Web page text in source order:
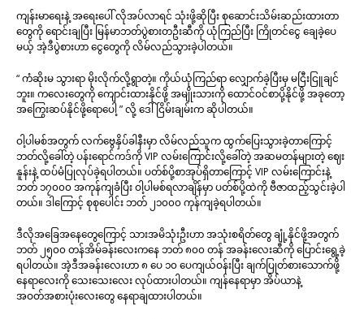
ကျန်းမာရေးနဲ့ အရေးပေါ် လိုအပ်လာရင် သုံးဖို့ဆိုပြီး စုဆောင်းသိမ်းဆည်းထားတာ
တွေကို ရောင်းချပြီး မြန်မာဘတ်ပွဲစားတဦးဆီကို ယုံကြည်ပြီး ကြိုတင်ငွေ ချေခဲ့ပေ
မယ့် အဲ့ဒီပွဲစားဟာ ငွေတွေကို လိမ်လည်သွားခဲ့ပါတယ်။
“ ကံဆိုးမ သွားရာ မိုးလိုက်လို့ရွာတဲ့။ ကိုယ်ယုံကြည်ရာ လျှောက်ခဲ့ပြီးမှ မငြီးငြူချင်
ဘူး။ ကလေးတွေကို ကျောင်းထားနိုင်ဖို့ အမျိုးသားကို ထောင်ဝင်စာပို့နိုင်ဖို့ အခုတော့
အကြွေးဆပ်နိုင်ဖို့ရောပေါ့ ” လို့ ဒေါ်ငြိမ်းချမ်းက ဆိုပါတယ်။
ဝါ့ပါမစ်အတွက် လက်ဗွေနှိပ်ခါနီးမှာ လိမ်လည်သူက ထွက်ပြေးသွားခဲ့တာကြောင့်
ဘတ်လို့ခေါ်တဲ့ ပန်းရောင်ကဒ်ကို VIP လမ်းကြောင်းလို့ခေါ်တဲ့ အဆမတန်များတဲ့ ဈေး
နူန်းနဲ့ ထပ်မံပြုလုပ်ခဲ့ရပါတယ်။ ပတ်စ်ပို့စာအုပ်ရှိတာကြောင့် VIP လမ်းကြောင်းနဲ့
ဘတ် ၁၇၀၀၀ အကုန်ကျခံပြီး ဝါ့ပါမစ်ရလာချိန်မှာ ပတ်စ်ပို့ထဲကို ဗီဇာထည့်သွင်းခဲ့ပါ
တယ်။ ဒါကြောင့် စုစုပေါင်း ဘတ် ၂၁၀၀၀ ကုန်ကျခဲ့ရပါတယ်။
ဒီလိုအခြေအနေတွေကြောင့် သားအမိသုံးဦးဟာ အသုံးစရိတ်တွေ ချုံ့နိုင်ဖို့အတွက်
ဘတ် ၂၅၀၀ တန်အိမ်ခန်းလေးကနေ ဘတ် ၈၀၀ တန် အခန်းလေးဆီကို ပြောင်းရွေ့ခဲ့
ရပါတယ်။ အဲ့ဒီအခန်းလေးဟာ ၈ ပေ ၁၀ ပေကျယ်ဝန်းပြီး ချက်ပြုတ်စားသောက်ဖို့
နေရာလေးကို သေးသေးလေး လုပ်ထားပါတယ်။ ကျန်နေရာမှာ အိပ်ယာနဲ့
အဝတ်အစားပုံးလေးတွေ နေရာချထားပါတယ်။